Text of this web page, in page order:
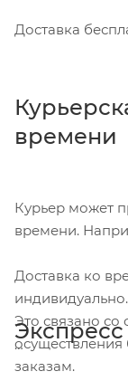
Доставка
времени
Курьер может
времени.
Доставка ко
индивидуально.
Это связано со
осуществления
заказам.